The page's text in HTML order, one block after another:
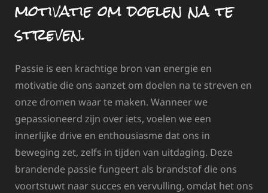
motivatie om doelen na te
streven.
Passie is een krachtige bron van energie en
motivatie die ons aanzet om doelen na te streven en
onze dromen waar te maken. Wanneer we
gepassioneerd zijn over iets, voelen we een
innerlijke drive en enthousiasme dat ons in
beweging zet, zelfs in tijden van uitdaging. Deze
brandende passie fungeert als brandstof die ons
voortstuwt naar succes en vervulling, omdat het ons